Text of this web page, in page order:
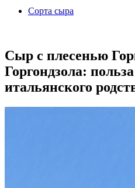
Сорта сыра
Сыр с плесенью
Горгондзола:
итальянского